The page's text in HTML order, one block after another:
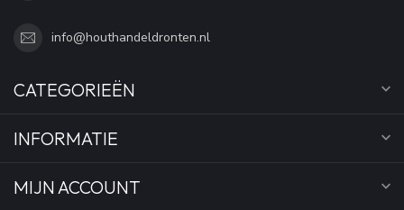
info@houthandeldronten.nl
CATEGORIEËN
INFORMATIE
MIJN ACCOUNT